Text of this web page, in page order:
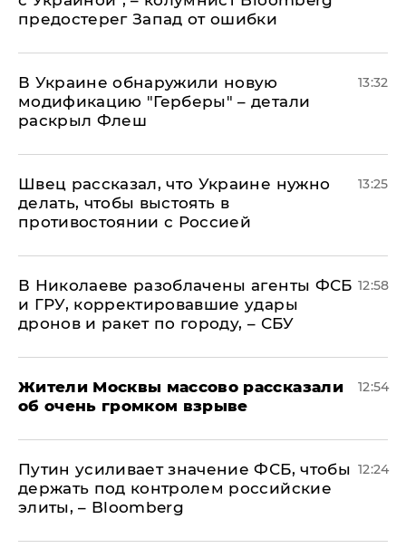
предостерег Запад от ошибки
В Украине обнаружили новую
модификацию "Герберы" – детали
раскрыл Флеш
13:32
Швец рассказал, что Украине нужно
делать, чтобы выстоять в
противостоянии с Россией
13:25
В Николаеве разоблачены агенты ФСБ
и ГРУ, корректировавшие удары
дронов и ракет по городу, – СБУ
12:58
Жители Москвы массово рассказали
об очень громком взрыве
12:54
Путин усиливает значение ФСБ, чтобы
держать под контролем российские
элиты, – Bloomberg
12:24